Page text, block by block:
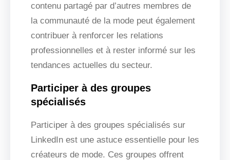
contenu partagé par d’autres membres de
la communauté de la mode peut également
contribuer à renforcer les relations
professionnelles et à rester informé sur les
tendances actuelles du secteur.
Participer à des groupes
spécialisés
Participer à des groupes spécialisés sur
LinkedIn est une astuce essentielle pour les
créateurs de mode. Ces groupes offrent